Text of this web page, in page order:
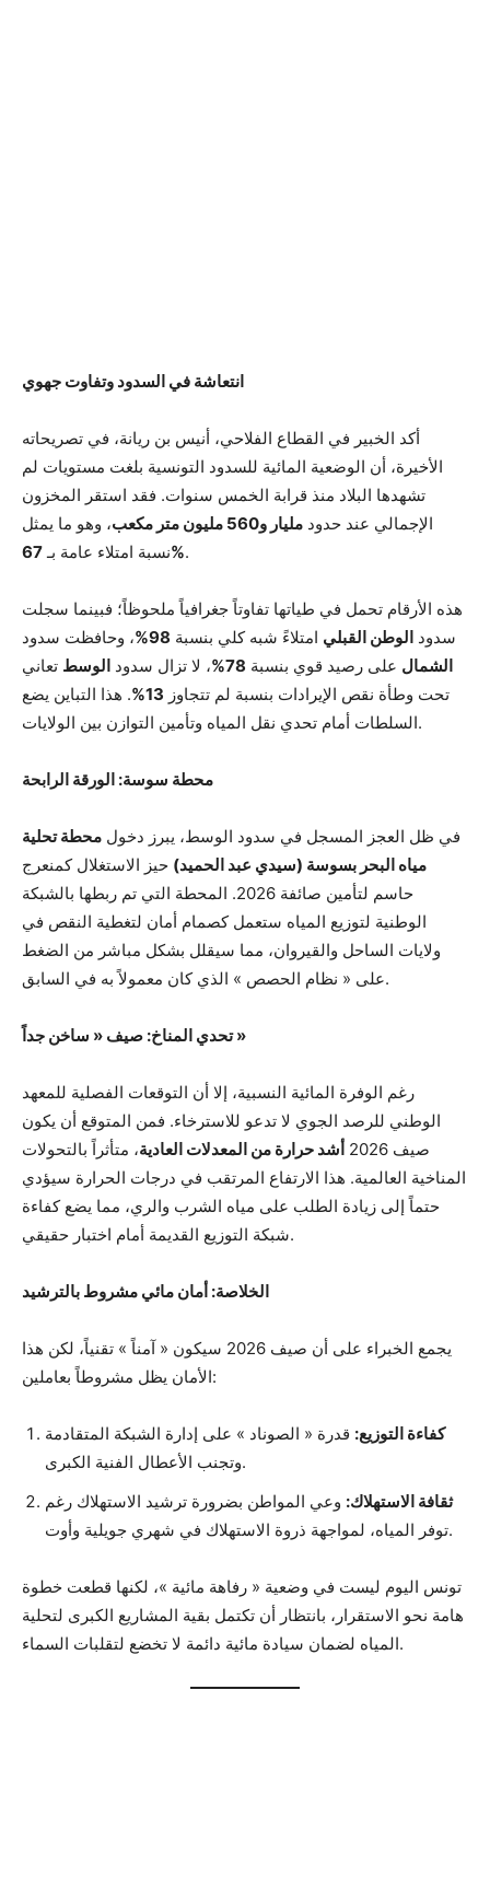
انتعاشة في السدود وتفاوت جهوي
أكد الخبير في القطاع الفلاحي، أنيس بن ريانة، في تصريحاته
الأخيرة، أن الوضعية المائية للسدود التونسية بلغت مستويات لم
تشهدها البلاد منذ قرابة الخمس سنوات. فقد استقر المخزون
الإجمالي عند حدود مليار و560 مليون متر مكعب
، وهو ما يمثل
نسبة امتلاء عامة بـ67%.
هذه الأرقام تحمل في طياتها تفاوتاً جغرافياً ملحوظاً؛ فبينما سجلت
سدود الوطن القبلي امتلاءً شبه كلي بنسبة 98%
، وحافظت سدود
الشمال على رصيد قوي بنسبة 78% ، لا تزال سدود الوسط تعاني
تحت وطأة نقص الإيرادات بنسبة لم تتجاوز 13%
. هذا التباين يضع
السلطات أمام تحدي نقل المياه وتأمين التوازن بين الولايات.
محطة سوسة: الورقة الرابحة
في ظل العجز المسجل في سدود الوسط، يبرز دخول محطة تحلية
مياه البحر بسوسة (سيدي عبد الحميد) حيز الاستغلال كمنعرج
حاسم لتأمين صائفة 2026. المحطة التي تم ربطها بالشبكة
الوطنية لتوزيع المياه ستعمل كصمام أمان لتغطية النقص في
ولايات الساحل والقيروان، مما سيقلل بشكل مباشر من الضغط
على « نظام الحصص » الذي كان معمولاً به في السابق.
تحدي المناخ: صيف « ساخن جداً »
رغم الوفرة المائية النسبية، إلا أن التوقعات الفصلية للمعهد
الوطني للرصد الجوي لا تدعو للاسترخاء. فمن المتوقع أن يكون
صيف 2026
أشد حرارة من المعدلات العادية، متأثراً بالتحولات
المناخية العالمية. هذا الارتفاع المرتقب في درجات الحرارة سيؤدي
حتماً إلى زيادة الطلب على مياه الشرب والري، مما يضع كفاءة
شبكة التوزيع القديمة أمام اختبار حقيقي.
الخلاصة: أمان مائي مشروط بالترشيد
يجمع الخبراء على أن صيف 2026 سيكون « آمناً » تقنياً، لكن هذا
الأمان يظل مشروطاً بعاملين:
كفاءة التوزيع: قدرة « الصوناد » على إدارة الشبكة المتقادمة
وتجنب الأعطال الفنية الكبرى.
ثقافة الاستهلاك: وعي المواطن بضرورة ترشيد الاستهلاك رغم
توفر المياه، لمواجهة ذروة الاستهلاك في شهري جويلية وأوت.
تونس اليوم ليست في وضعية « رفاهة مائية »، لكنها قطعت خطوة
هامة نحو الاستقرار، بانتظار أن تكتمل بقية المشاريع الكبرى لتحلية
المياه لضمان سيادة مائية دائمة لا تخضع لتقلبات السماء.